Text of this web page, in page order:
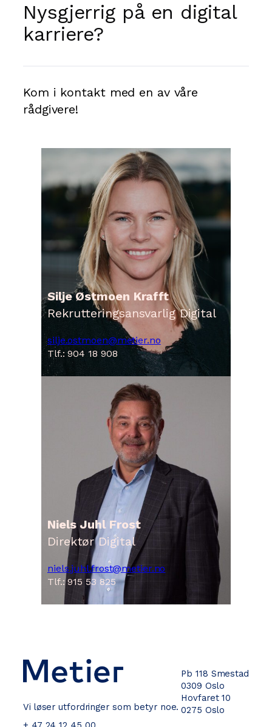
Nysgjerrig på en digital
karriere?
Kom i kontakt med en av våre
rådgivere!
Silje Østmoen Krafft
Rekrutteringsansvarlig Digital
silje.ostmoen@metier.no
Tlf.: 904 18 908
Niels Juhl Frost
Direktør Digital
niels.juhl.frost@metier.no
Tlf.: 915 53 825
Vi løser utfordringer som betyr noe.
Pb 118 Smestad
0309 Oslo
Hovfaret 10
0275 Oslo